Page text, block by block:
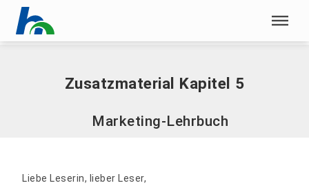
Menü überspringen
Home |Marketing-Lehrbuch
Zusatzmaterial Kapitel 5
Marketing-Lehrbuch
Liebe Leserin, lieber Leser,